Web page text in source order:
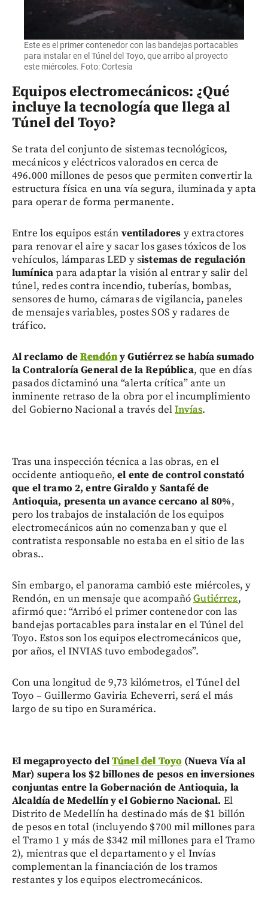
Este es el primer contenedor con las bandejas portacables
para instalar en el Túnel del Toyo, que arribo al proyecto
este miércoles. Foto: Cortesía
Equipos electromecánicos: ¿Qué
incluye la tecnología que llega al
Túnel del Toyo?
Se trata del conjunto de sistemas tecnológicos,
mecánicos y eléctricos valorados en cerca de
496.000 millones de pesos que permiten convertir la
estructura física en una vía segura, iluminada y apta
para operar de forma permanente.
Entre los equipos están ventiladores y extractores
para renovar el aire y sacar los gases tóxicos de los
vehículos, lámparas LED y sistemas de regulación
lumínicapara adaptar la visión al entrar y salir del
túnel, redes contra incendio, tuberías, bombas,
sensores de humo, cámaras de vigilancia, paneles
de mensajes variables, postes SOS y radares de
tráfico.
Al reclamo deRendóny Gutiérrez se había sumado
la Contraloría General de la República, que en días
pasados dictaminó una “alerta crítica” ante un
inminente retraso de la obra por el incumplimiento
del Gobierno Nacional a través delInvías.
Tras una inspección técnica a las obras, en el
occidente antioqueño,el ente de control constató
que el tramo 2, entre Giraldo y Santafé de
Antioquia, presenta un avance cercano al 80%,
pero los trabajos de instalación de los equipos
electromecánicos aún no comenzaban y que el
contratista responsable no estaba en el sitio de las
obras..
Sin embargo, el panorama cambió este miércoles, y
Rendón, en un mensaje que acompañóGutiérrez,
afirmó que: “Arribó el primer contenedor con las
bandejas portacables para instalar en el Túnel del
Toyo. Estos son los equipos electromecánicos que,
por años, el INVIAS tuvo embodegados”.
Con una longitud de 9,73 kilómetros, el Túnel del
Toyo – Guillermo Gaviria Echeverri, será el más
largo de su tipo en Suramérica.
El megaproyecto delTúnel del Toyo(Nueva Vía al
Mar) supera los $2 billones de pesos en inversiones
conjuntas entre la Gobernación de Antioquia, la
Alcaldía de Medellín y el Gobierno Nacional. El
Distrito de Medellín ha destinado más de $1 billón
de pesos en total (incluyendo $700 mil millones para
el Tramo 1 y más de $342 mil millones para el Tramo
2), mientras que el departamento y el Invías
complementan la financiación de los tramos
restantes y los equipos electromecánicos.